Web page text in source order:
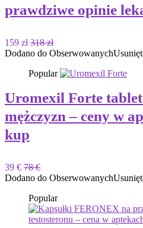
prawdziwe opinie
159 zł 318 zł
Dodano do Obserwowanych
Popular
Uromexil Forte
mężczyzn – ceny w
kup
39 € 78 €
Dodano do Obserwowanych
Popular